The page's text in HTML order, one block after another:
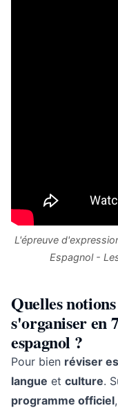
L'épreuve
Espagnol -
Quelles
s'organiser en
espagnol ?
Pour bien réviser
langue et culture.
programme officiel